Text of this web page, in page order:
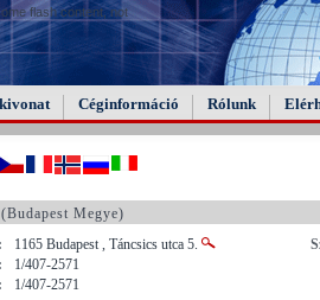
flash content, not
Céginformáció Rólunk
(Budapest Megye)
1165 Budapest , Táncsics utca 5.
1/407-2571
1/407-2571